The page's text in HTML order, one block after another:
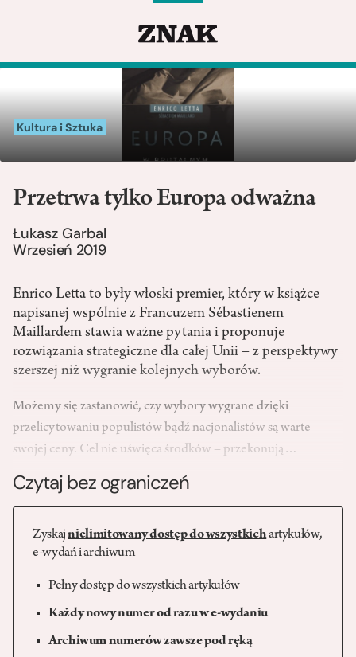
Kultura i Sztuka
Przetrwa tylko Europa odważna
Łukasz Garbal
Wrzesień 2019
Enrico Letta to były włoski premier, który w książce
napisanej wspólnie z Francuzem Sébastienem
Maillardem stawia ważne pytania i proponuje
rozwiązania strategiczne dla całej Unii – z perspektywy
szerszej niż wygranie kolejnych wyborów.
Możemy się zastanowić, czy wybory wygrane dzięki
przelicytowaniu populistów bądź nacjonalistów są warte
swojej ceny. Cel nie uświęca środków – przekonują…
Czytaj bez ograniczeń
Zyskajnielimitowany dostęp do wszystkichartykułów,
e-wydań i archiwum
Pełny dostęp do wszystkich artykułów
Każdy nowy numer od razu w e-wydaniu
Archiwum numerów zawsze pod ręką